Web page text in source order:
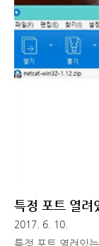
트 변경하는 방법
TGFont.dll 파일
https://
에서 다운로드가
파일을 텔레그램
특정 포트 열려
2017. 6. 10.
특정 포트 열려있